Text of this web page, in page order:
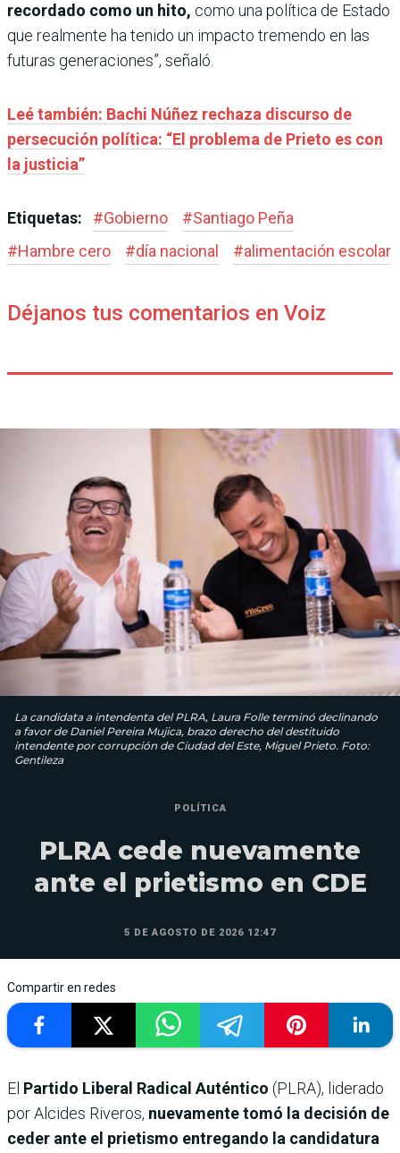
recordado como un hito, como una política de Estado
que realmente ha tenido un impacto tremendo en las
futuras generaciones”, señaló.
Leé también: Bachi Núñez rechaza discurso de
persecución política: “El problema de Prieto es con
la justicia”
Etiquetas: #Gobierno #Santiago Peña
#Hambre cero #día nacional #alimentación escolar
Déjanos tus comentarios en Voiz
La candidata a intendenta del PLRA, Laura Folle terminó declinando
a favor de Daniel Pereira Mujica, brazo derecho del destituido
intendente por corrupción de Ciudad del Este, Miguel Prieto. Foto:
Gentileza
POLÍTICA
PLRA cede nuevamente
ante el prietismo en CDE
5 DE AGOSTO DE 2026 12:47
Compartir en redes
El Partido Liberal Radical Auténtico (PLRA), liderado
por Alcides Riveros, nuevamente tomó la decisión de
ceder ante el prietismo entregando la candidatura